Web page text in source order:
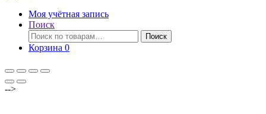
Моя учётная запись
Поиск
Искать:
Поиск
Корзина 0
-->